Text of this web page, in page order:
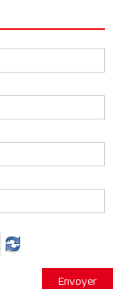
Envoyer